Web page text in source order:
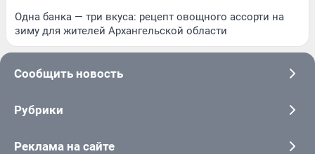
Одна банка — три вкуса: рецепт овощного ассорти на
зиму для жителей Архангельской области
Сообщить новость
Рубрики
Реклама на сайте